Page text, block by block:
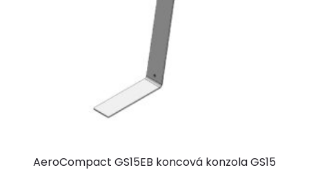
AeroCompact GS15EB koncová konzola GS15